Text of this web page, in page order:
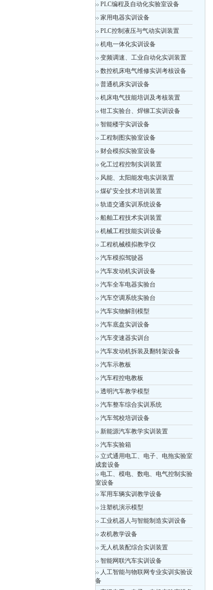
PLC编程及自动化实验室设备
家用电器实训设备
PLC控制液压与气动实训装置
机电一体化实训设备
变频调速、工业自动化实训装置
数控机床电气维修实训考核设备
普通机床实训设备
机床电气技能培训及考核装置
钳工实验台、焊铆工实训设备
智能楼宇实训设备
工程制图实验室设备
财会模拟实验室设备
化工过程控制实训装置
风能、太阳能发电实训装置
煤矿安全技术培训装置
轨道交通实训系统设备
船舶工程技术实训装置
机械工程技能实训设备
工程机械模拟教学仪
汽车模拟驾驶器
汽车发动机实训设备
汽车全车电器实验台
汽车空调系统实验台
汽车实物解剖模型
汽车底盘实训设备
汽车变速器实训台
汽车发动机拆装及翻转架设备
汽车示教板
汽车程控电教板
透明汽车教学模型
汽车整车综合实训系统
汽车驾校培训设备
新能源汽车教学实训装置
汽车实验箱
立式通用电工、电子、电拖实验室
成套设备
电工、模电、数电、电气控制实验
室设备
军用车辆实训教学设备
注塑机演示模型
工业机器人与智能制造实训设备
农机教学设备
无人机装配综合实训装置
智能网联汽车实训设备
人工智能与物联网专业实训实验设
备